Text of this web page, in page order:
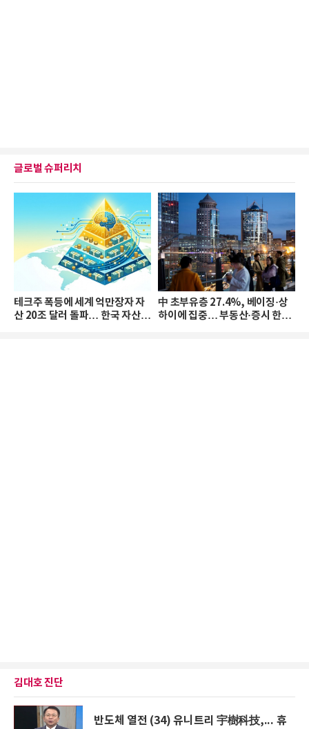
글로벌 슈퍼리치
테크주 폭등에 세계 억만장자 자
산 20조 달러 돌파… 한국 자산
中 초부유층 27.4%, 베이징·상
하이에 집중… 부동산·증시 한파
김대호 진단
반도체 열전 (34) 유니트리 宇樹科技,... 휴